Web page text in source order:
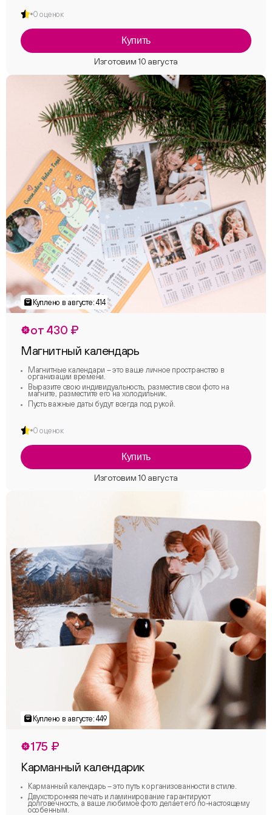
0 оценок
Купить
от 430 ₽
Магнитный календарь
Магнитные календари – это ваше личное пространство в
организации времени.
Выразите свою индивидуальность, разместив свои фото на
магните, разместите его на холодильник.
Пусть важные даты будут всегда под рукой.
0 оценок
Купить
175 ₽
Карманный календарик
Карманный календарь – это путь к организованности в стиле.
Двухсторонняя печать и ламинирование гарантируют
долговечность, а ваше любимое фото делает его по-настоящему
особенным.